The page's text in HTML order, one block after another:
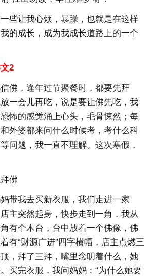
些让我心烦，暴躁，也就是在这样
的成长，成为我成长道路上的一个
2
佛，逢年过节聚餐时，都要先拜
一会儿再吃，说是要让佛先吃，我
怖的感觉涌上心头，毛骨悚然；每
外婆都来问什么时候考，考什么科
问题，我一直不理解。这次寒假，
佛
带我去买新衣服，我们走进一家
主突然起身，快步走到一角，我从
有个木台，台中放着一个佛像，佛
有“财源广进”四字横幅，店主点燃三
，拜了三拜，嘴里念叨着什么，她
买完衣服，我问妈妈：“为什么她要